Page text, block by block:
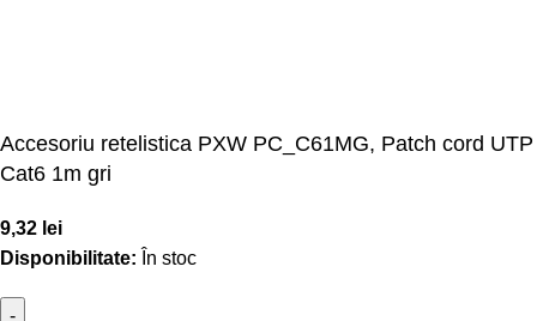
Accesoriu retelistica PXW PC_C61MG, Patch cord UTP
Cat6 1m gri
9,32 lei
Disponibilitate: În stoc